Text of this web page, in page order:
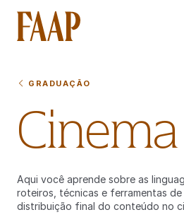
GRADUAÇÃO
Cinema
Aqui você aprende sobre as
roteiros, técnicas e ferramentas
distribuição final do conteúdo no